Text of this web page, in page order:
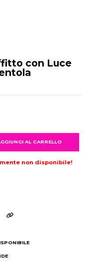
con Luce
AL CARRELLO
non disponibile!